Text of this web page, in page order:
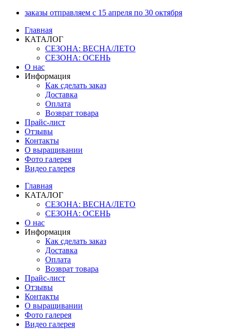
Перейти
содержимому
заказы отправляем с 15 апреля по 30 октября
Главная
КАТАЛОГ
СЕЗОНА: ВЕСНА/ЛЕТО
СЕЗОНА: ОСЕНЬ
О нас
Информация
Как сделать заказ
Доставка
Оплата
Возврат товара
Прайс-лист
Отзывы
Контакты
О выращивании
Фото галерея
Видео галерея
Главная
КАТАЛОГ
СЕЗОНА: ВЕСНА/ЛЕТО
СЕЗОНА: ОСЕНЬ
О нас
Информация
Как сделать заказ
Доставка
Оплата
Возврат товара
Прайс-лист
Отзывы
Контакты
О выращивании
Фото галерея
Видео галерея